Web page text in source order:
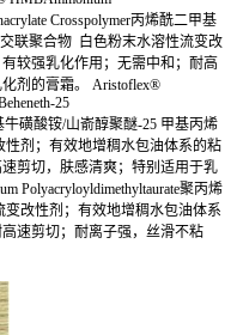
Crosspolymer丙烯酰二甲基
联聚合物 白色粉末水溶性流变改
较强乳化作用；无需中和；耐高
剂的膏霜。 Aristoflex®
25
牛磺酸铵/山嵛醇聚醚-25 甲基丙烯
剂；有效地增稠水包油体系的粘
剪切，肤感清爽；特别适用于乳
Polyacryloyldimethyltaurate聚丙烯
改性剂；有效地增稠水包油体系
速剪切；耐离子强，丝滑不粘